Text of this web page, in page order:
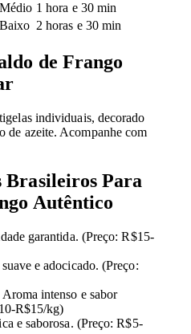
Médio 1 hora e 30 min
Baixo 2 horas e 30 min
de Frango
individuais, decorado
de azeite. Acompanhe com
Brasileiros Para
Autêntico
garantida. (Preço: R$15-
e adocicado. (Preço:
Aroma intenso e sabor
R$15/kg)
e saborosa. (Preço: R$5-